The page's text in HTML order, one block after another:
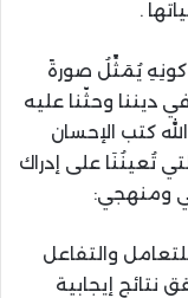
.
يُمَثِّلُ صورةً
ديننا وحثّنا عليه
كتب الإحسان
تُعينُنَا على إدراك
ومنهجي:
والتفاعل
نتائج إيجابية